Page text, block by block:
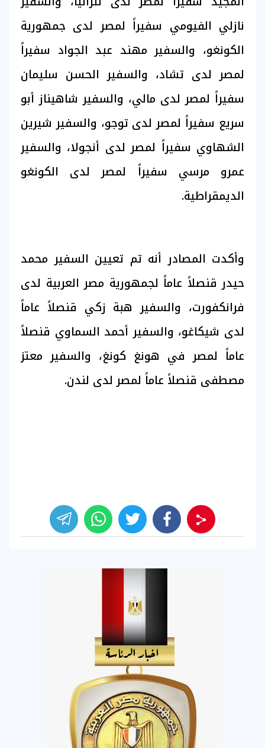
نازلي الفيومي سفيراً لمصر لدى جمهورية
الكونغو، والسفير مهند عبد الجواد سفيراً
لمصر لدى تشاد، والسفير الحسن سليمان
سفيراً لمصر لدى مالي، والسفير شاهيناز أبو
سريع سفيراً لمصر لدى توجو، والسفير شيرين
الشهاوي سفيراً لمصر لدى أنجولا، والسفير
عمرو مرسي سفيراً لمصر لدى الكونغو
الديمقراطية.
وأكدت المصادر أنه تم تعيين السفير محمد
حيدر قنصلاً عاماً لجمهورية مصر العربية لدى
فرانكفورت، والسفير هبة زكي قنصلاً عاماً
لدى شيكاغو، والسفير أحمد السماوي قنصلاً
عاماً لمصر في هونغ كونغ، والسفير معتز
مصطفى قنصلاً عاماً لمصر لدى لندن.